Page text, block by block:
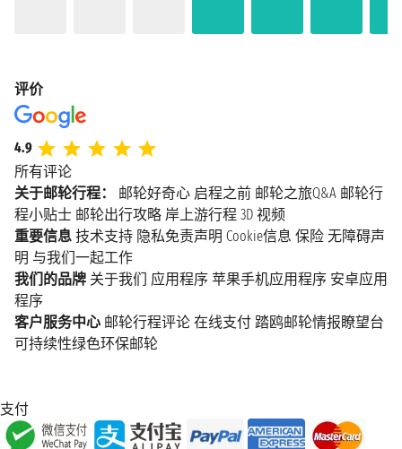
评价
4.9
所有评论
关于邮轮行程：
邮轮好奇心 启程之前 邮轮之旅Q&A 邮轮行
程小贴士 邮轮出行攻略 岸上游行程 3D 视频
重要信息 技术支持 隐私免责声明 Cookie信息 保险 无障碍声
明 与我们一起工作
我们的品牌 关于我们 应用程序 苹果手机应用程序 安卓应用
程序
客户服务中心 邮轮行程评论 在线支付 踏鸥邮轮情报瞭望台
可持续性绿色环保邮轮
支付